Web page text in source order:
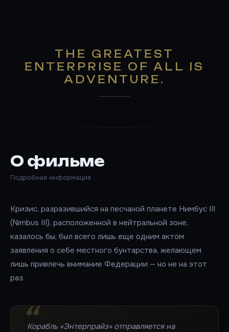
THE GREATEST
ENTERPRISE OF ALL IS
ADVENTURE.
О фильме
Подробная информация
Кризис, разразившийся на песчаной планете Нимбус III
(Nimbus III), расположенной в нейтральной зоне,
казалось бы, был всего лишь еще одним актом
заявления о себе местного бунтарства, желающем
лишь привлечь внимание Федерации — но не на этот
раз.
Корабль «Энтерпрайз» отправляется на